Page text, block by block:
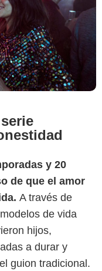
y 20
de que el amor
A través de
de vida
hijos,
a durar y
guion tradicional.